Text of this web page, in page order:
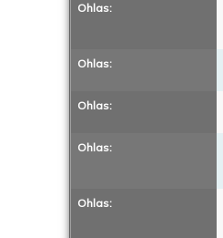
Ohlas:
Ohlas:
Ohlas:
Ohlas:
Ohlas: